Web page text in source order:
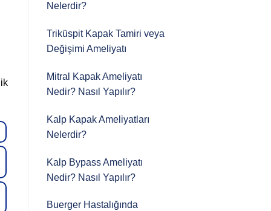
Nelerdir?
Triküspit Kapak Tamiri veya
Değişimi Ameliyatı
Mitral Kapak Ameliyatı
Nedir? Nasıl Yapılır?
Kalp Kapak Ameliyatları
Nelerdir?
Kalp Bypass Ameliyatı
Nedir? Nasıl Yapılır?
Buerger Hastalığında